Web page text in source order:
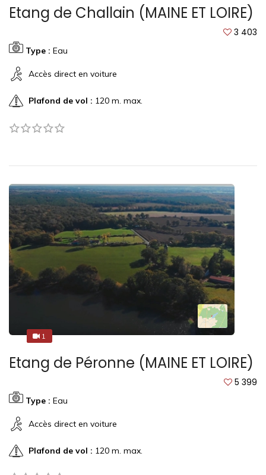
Etang de Challain (MAINE ET LOIRE)
3 403
Type : Eau
Accès direct en voiture
Plafond de vol : 120 m. max.
11
Etang de Péronne (MAINE ET LOIRE)
5 399
Type : Eau
Accès direct en voiture
Plafond de vol : 120 m. max.